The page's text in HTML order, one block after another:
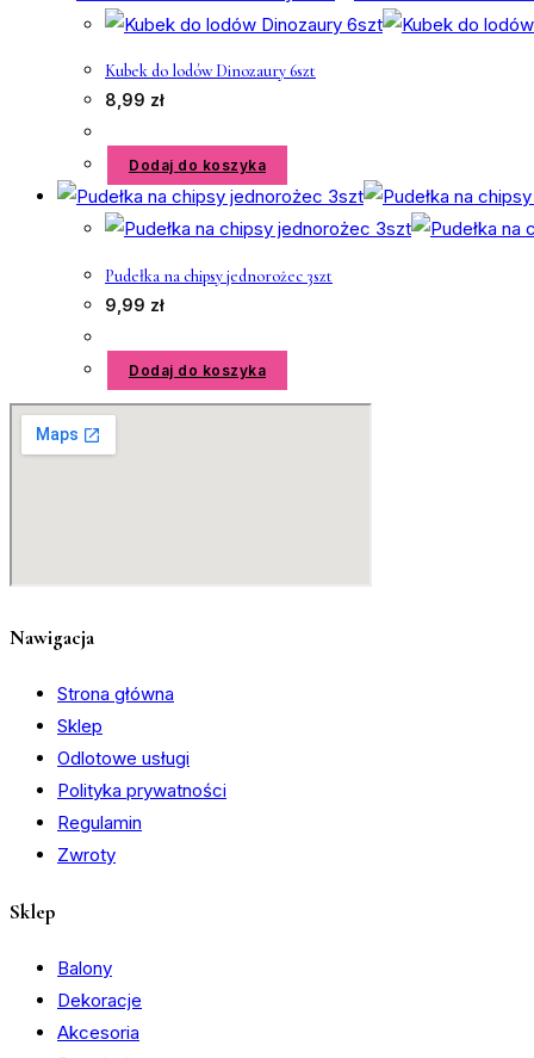
Kubek do lodów Dinozaury 6szt
8,99 zł
Dodaj do koszyka
Pudełka na chipsy jednorożec 3szt
9,99 zł
Dodaj do koszyka
Nawigacja
Strona główna
Sklep
Odlotowe usługi
Polityka prywatności
Regulamin
Zwroty
Sklep
Balony
Dekoracje
Akcesoria